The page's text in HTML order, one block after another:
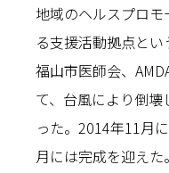
地域のヘルスプロ
る支援活動拠点とい
福山市医師会、
て、台風により倒
った。2014年11月
月には完成を迎え